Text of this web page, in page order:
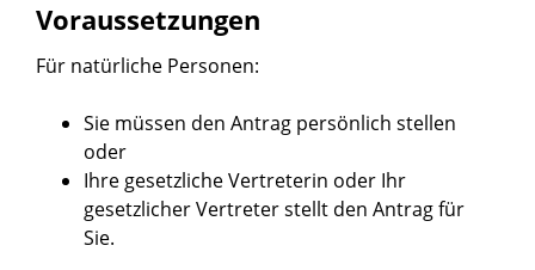
Voraussetzungen
Für natürliche Personen:
Sie müssen den Antrag persönlich stellen
oder
Ihre gesetzliche Vertreterin oder Ihr
gesetzlicher Vertreter stellt den Antrag für
Sie.